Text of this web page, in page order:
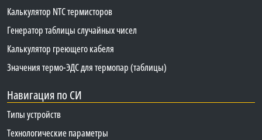
Калькулятор NTC термисторов
Генератор таблицы случайных чисел
Калькулятор греющего кабеля
Значения термо-ЭДС для термопар (таблицы)
Навигация по СИ
Типы устройств
Технологические параметры